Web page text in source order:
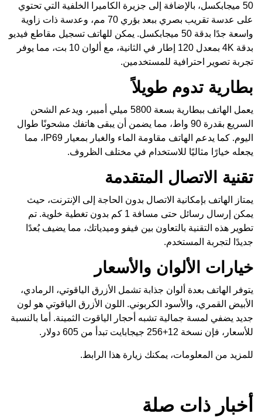
50 ميجابكسل، بالإضافة إلى جزيرة الكاميرا الخلفية التي تحتوي
على عدسة تقريب بصري ببعد بؤري 70 مم، وعدسة ذات زاوية
واسعة جدًا بدقة 50 ميجابكسل. يمكن للهاتف تسجيل مقاطع فيديو
بدقة 4K بمعدل 120 إطار في الثانية، مع ألوان 10 بت، مما يوفر
تجربة تصوير احترافية للمستخدمين.
بطارية تدوم طويلاً
يعمل الهاتف ببطارية بسعة 5800 ميلي أمبير، ويدعم الشحن
السريع بقدرة 90 واط، مما يضمن أن يبقى هاتفك مشحونًا طوال
اليوم. كما يدعم الهاتف مقاومة الماء والغبار بمعيار IP69، مما
يجعله خيارًا مثاليًا للاستخدام في مختلف الظروف.
تقنية الاتصال المتقدمة
يمتاز الهاتف بإمكانية الاتصال بدون الحاجة إلى الإنترنت، حيث
يمكن إرسال رسائل حتى مسافة 1 كم بدون تغطية خلوية. تم
تطوير هذه التقنية بالتعاون بين فيفو وميدياتك، مما يضيف بُعدًا
جديدًا لتجربة المستخدم.
خيارات الألوان والأسعار
يتوفر الهاتف بعدة ألوان جذابة تشمل الأزرق الياقوتي، الرمادي،
الأبيض القمري، والأسود الكربوني. اللون الأزرق الياقوتي هو لون
جديد يضفي لمسة جمالية تشبه أحجار الياقوت الثمينة. أما بالنسبة
للأسعار، فإن نسخة 12+256 جيجابايت تبدأ من 605 دولار.
للمزيد من المعلومات، يمكنك زيارة هذا الرابط.
أخبار ذات صلة